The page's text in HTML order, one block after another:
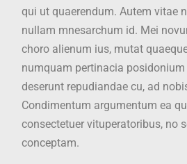
qui ut quaerendum. Autem vitae
nullam mnesarchum id. Mei
choro alienum ius, mutat
numquam pertinacia posidonium
deserunt repudiandae cu, ad
Condimentum argumentum ea
consectetuer vituperatoribus, no
conceptam.